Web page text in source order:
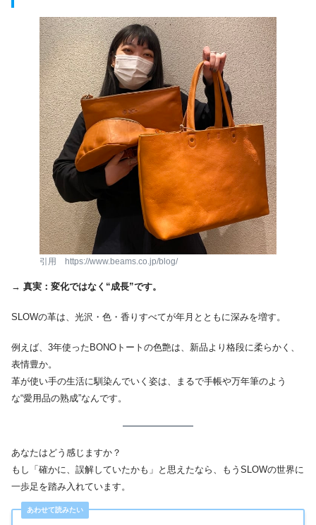
引用 https://www.beams.co.jp/blog/
→ 真実：変化ではなく“成長”です。
SLOWの革は、光沢・色・香りすべてが年月とともに深みを増す。
例えば、3年使ったBONOトートの色艶は、新品より格段に柔らかく、
表情豊か。
革が使い手の生活に馴染んでいく姿は、まるで手帳や万年筆のよう
な“愛用品の熟成”なんです。
あなたはどう感じますか？
もし「確かに、誤解していたかも」と思えたなら、もうSLOWの世界に
一歩足を踏み入れています。